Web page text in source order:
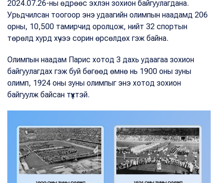
2024.07.26-ны өдрөөс эхлэн зохион байгуулагдана.
Урьдчилсан тоогоор энэ удаагийн олимпын наадамд 206
орны, 10,500 тамирчид оролцож, нийт 32 спортын
төрөлд хурд хүчээ сорин өрсөлдөх гэж байна.
Олимпын наадам Парис хотод 3 дахь удаагаа зохион
байгуулагдах гэж буй бөгөөд өмнө нь 1900 оны зуны
олимп, 1924 оны зуны олимпыг энэ хотод зохион
байгуулж байсан түүхтэй.